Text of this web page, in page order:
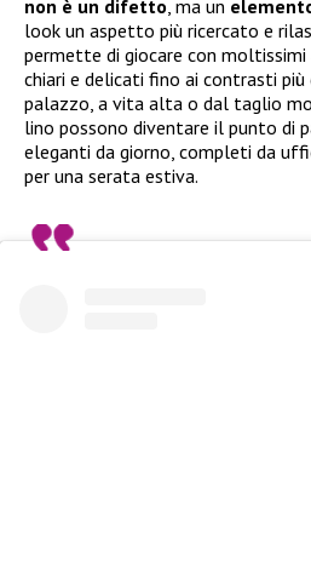
non è un difetto , ma un
look un aspetto più ricercato e
permette di giocare con
chiari e delicati fino ai contrasti più
palazzo, a vita alta o dal taglio
lino possono diventare il punto di
eleganti da giorno, completi da
per una serata estiva.